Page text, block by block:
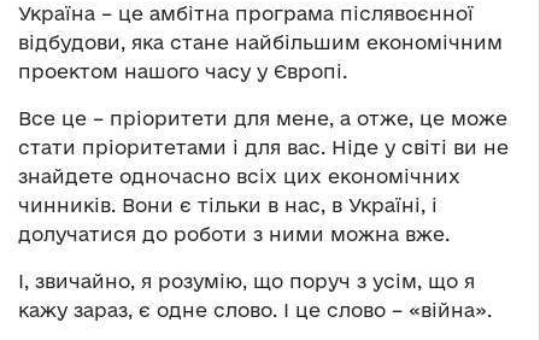
Україна – це амбітна програма післявоєнної
відбудови, яка стане найбільшим економічним
проектом нашого часу у Європі.
Все це – пріоритети для мене, а отже, це може
стати пріоритетами і для вас. Ніде у світі ви не
знайдете одночасно всіх цих економічних
чинників. Вони є тільки в нас, в Україні, і
долучатися до роботи з ними можна вже.
І, звичайно, я розумію, що поруч з усім, що я
кажу зараз, є одне слово. І це слово – «війна».